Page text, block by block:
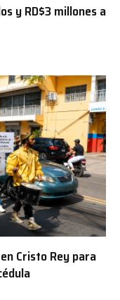
y RD$3 millones a
Cristo Rey para